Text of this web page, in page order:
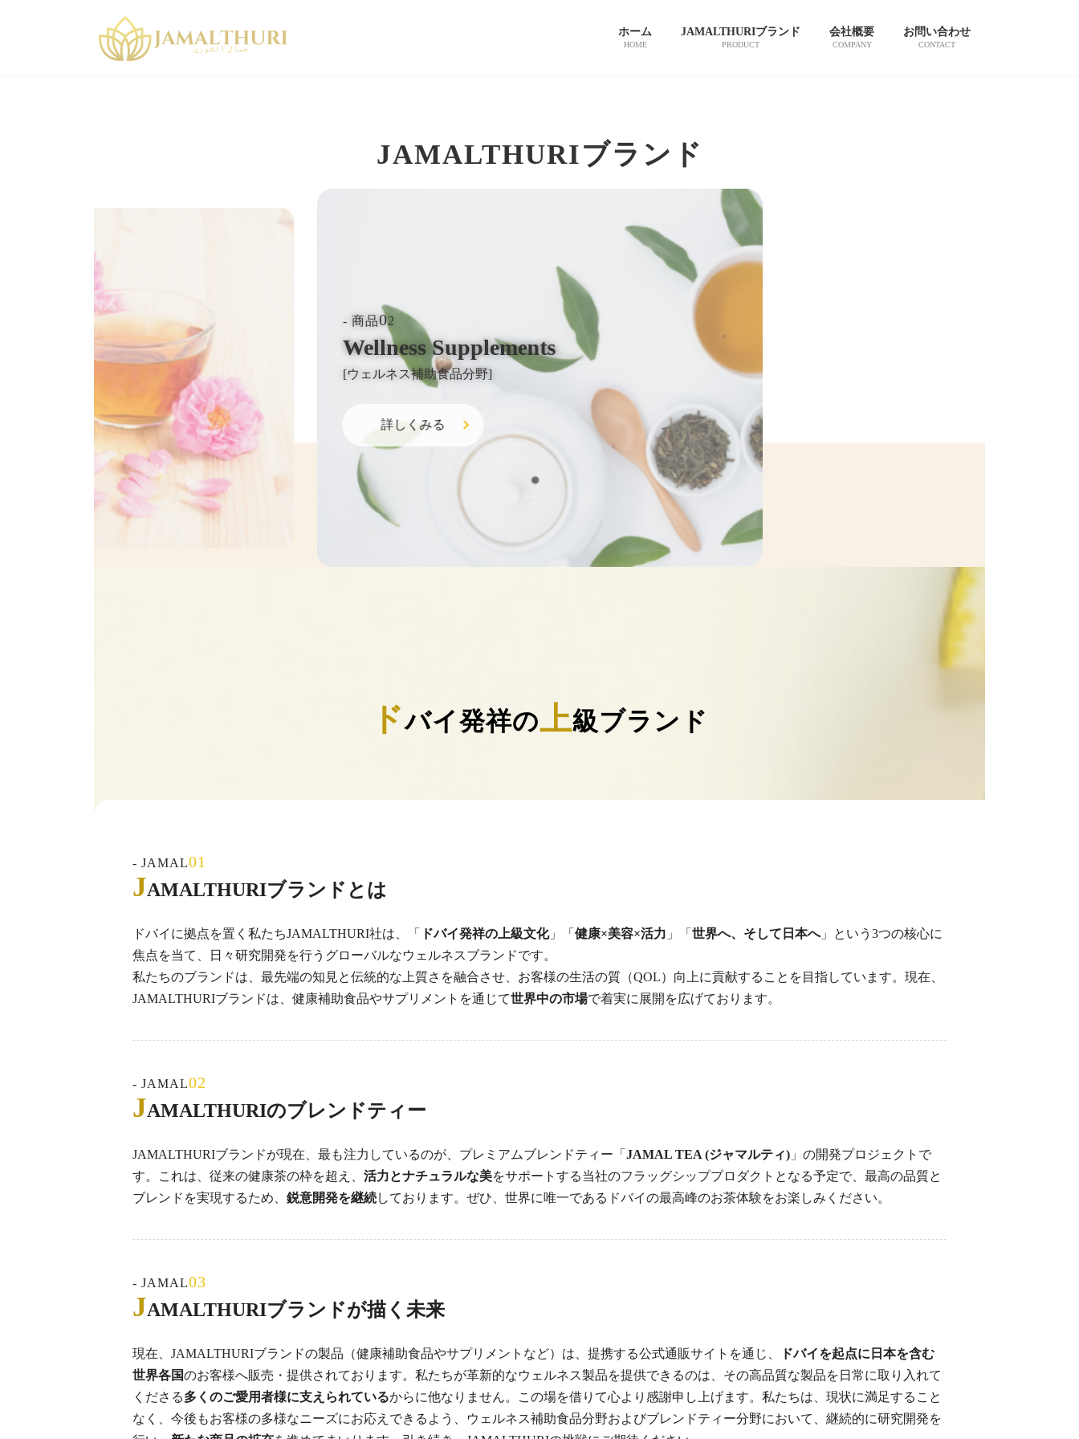
ホーム
HOME
JAMALTHURIブランド
PRODUCT
会社概要
COMPANY
お問い合わせ
CONTACT
JAMALTHURIブランド
- 商品02
Wellness Supplements
[ウェルネス補助食品分野]
詳しくみる
ドバイ発祥の上級ブランド
- JAMAL01
JAMALTHURIブランドとは
ドバイに拠点を置く私たちJAMALTHURI社は、「 ドバイ発祥の上級文化」「 健康×美容×活力 」「 世界へ、そして日本へ」という3つの核心に
焦点を当て、日々研究開発を行うグローバルなウェルネスブランドです。
私たちのブランドは、最先端の知見と伝統的な上質さを融合させ、お客様の生活の質（QOL）向上に貢献することを目指しています。現在、
JAMALTHURIブランドは、健康補助食品やサプリメントを通じて世界中の市場で着実に展開を広げております。
- JAMAL02
JAMALTHURIのブレンドティー
JAMALTHURIブランドが現在、最も注力しているのが、プレミアムブレンドティー「 JAMAL TEA (ジャマルティ) 」の開発プロジェクトで
す。これは、従来の健康茶の枠を超え、 活力とナチュラルな美をサポートする当社のフラッグシッププロダクトとなる予定で、最高の品質と
ブレンドを実現するため、 鋭意開発を継続しております。ぜひ、世界に唯一であるドバイの最高峰のお茶体験をお楽しみください。
- JAMAL03
JAMALTHURIブランドが描く未来
現在、JAMALTHURIブランドの製品（健康補助食品やサプリメントなど）は、提携する公式通販サイトを通じ、
ドバイを起点に日本を含む
世界各国のお客様へ販売・提供されております。私たちが革新的なウェルネス製品を提供できるのは、その高品質な製品を日常に取り入れて
くださる多くのご愛用者様に支えられているからに他なりません。この場を借りて心より感謝申し上げます。私たちは、現状に満足すること
なく、今後もお客様の多様なニーズにお応えできるよう、ウェルネス補助食品分野およびブレンドティー分野において、継続的に研究開発を